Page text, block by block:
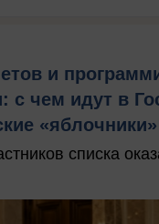
и
с чем идут в
«яблочники»
списка